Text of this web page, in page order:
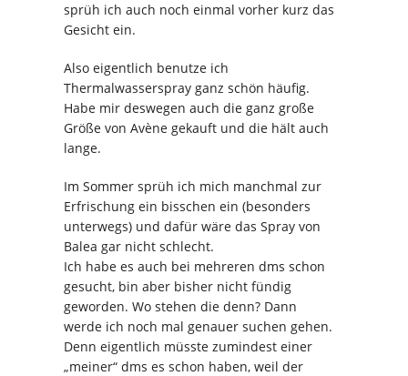
sprüh ich auch noch einmal vorher kurz das
Gesicht ein.
Also eigentlich benutze ich
Thermalwasserspray ganz schön häufig.
Habe mir deswegen auch die ganz große
Größe von Avène gekauft und die hält auch
lange.
Im Sommer sprüh ich mich manchmal zur
Erfrischung ein bisschen ein (besonders
unterwegs) und dafür wäre das Spray von
Balea gar nicht schlecht.
Ich habe es auch bei mehreren dms schon
gesucht, bin aber bisher nicht fündig
geworden. Wo stehen die denn? Dann
werde ich noch mal genauer suchen gehen.
Denn eigentlich müsste zumindest einer
„meiner“ dms es schon haben, weil der